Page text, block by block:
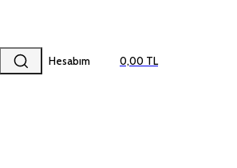
Hesabım 0,00 TL